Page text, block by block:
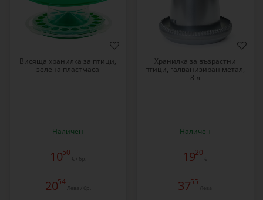
Висяща хранилка за птици,
зелена пластмаса
Наличен
1050
€ / бр.
2054
Лева / бр.
Хранилка за възрастни
птици, галванизиран метал,
8 л
Наличен
1920
€
3755
Лева